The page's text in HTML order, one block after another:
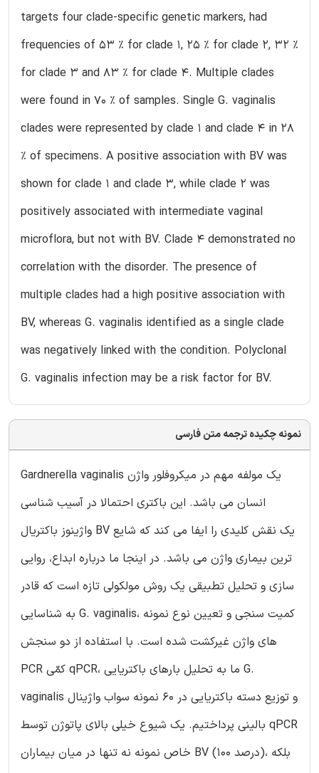
targets four clade-specific genetic markers, had
frequencies of 53 % for clade 1, 25 % for clade 2, 32 %
for clade 3 and 83 % for clade 4. Multiple clades
were found in 70 % of samples. Single G. vaginalis
clades were represented by clade 1 and clade 4 in 28
% of specimens. A positive association with BV was
shown for clade 1 and clade 3, while clade 2 was
positively associated with intermediate vaginal
microflora, but not with BV. Clade 4 demonstrated no
correlation with the disorder. The presence of
multiple clades had a high positive association with
BV, whereas G. vaginalis identified as a single clade
was negatively linked with the condition. Polyclonal
G. vaginalis infection may be a risk factor for BV.
نمونه چکیده ترجمه متن فارسی
Gardnerella vaginalis یک مولفه مهم در میکروفلور واژن
انسان می باشد. این باکتری احتمالا در آسیب شناسی
واژینوز باکتریال BV یک نقش کلیدی را ایفا می کند که شایع
ترین بیماری واژن می باشد. در اینجا ما درباره ابداع، روایی
سازی و تحلیل تطبیقی یک روش مولکولی تازه است که قادر
به شناسایی G. vaginalis، کمیت سنجی و تعیین نوع نمونه
های واژن غیرکشت شده است. با استفاده از دو سنجش
PCR کمّی qPCR، ما به تحلیل بارهای باکتریایی G.
vaginalis و توزیع دسته باکتریایی در 60 نمونه سواب واژینال
بالینی پرداختیم. یک شیوع خیلی بالای پاتوژن توسط qPCR
خاص نمونه نه تنها در میان بیماران BV (100 درصد)، بلکه